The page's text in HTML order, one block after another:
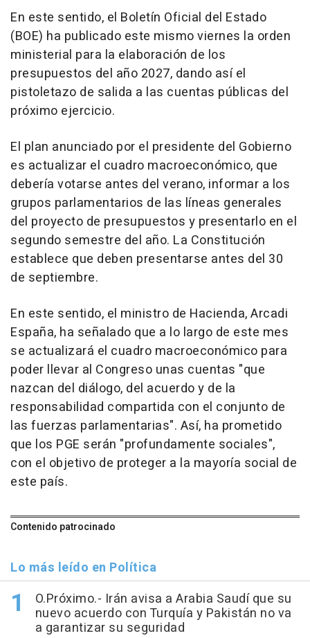
En este sentido, el Boletín Oficial del Estado
(BOE) ha publicado este mismo viernes la orden
ministerial para la elaboración de los
presupuestos del año 2027, dando así el
pistoletazo de salida a las cuentas públicas del
próximo ejercicio.
El plan anunciado por el presidente del Gobierno
es actualizar el cuadro macroeconómico, que
debería votarse antes del verano, informar a los
grupos parlamentarios de las líneas generales
del proyecto de presupuestos y presentarlo en el
segundo semestre del año. La Constitución
establece que deben presentarse antes del 30
de septiembre.
En este sentido, el ministro de Hacienda, Arcadi
España, ha señalado que a lo largo de este mes
se actualizará el cuadro macroeconómico para
poder llevar al Congreso unas cuentas "que
nazcan del diálogo, del acuerdo y de la
responsabilidad compartida con el conjunto de
las fuerzas parlamentarias". Así, ha prometido
que los PGE serán "profundamente sociales",
con el objetivo de proteger a la mayoría social de
este país.
Contenido patrocinado
Lo más leído en Política
O.Próximo.- Irán avisa a Arabia Saudí que su
nuevo acuerdo con Turquía y Pakistán no va
a garantizar su seguridad